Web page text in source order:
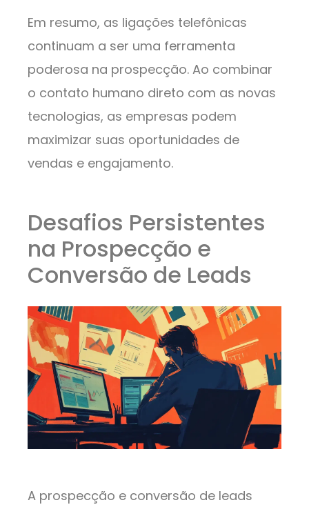
Em resumo, as ligações telefônicas
continuam a ser uma ferramenta
poderosa na prospecção. Ao combinar
o contato humano direto com as novas
tecnologias, as empresas podem
maximizar suas oportunidades de
vendas e engajamento.
Desafios Persistentes
na Prospecção e
Conversão de Leads
A prospecção e conversão de leads